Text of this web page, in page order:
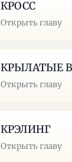
КРОСС
Открыть главу
КРЫЛАТЫЕ
Открыть главу
КРЭЛИНГ
Открыть главу